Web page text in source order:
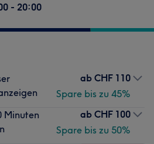
- 20:00
ab CHF 110
Spare bis zu 45%
Minuten
ab CHF 100
Spare bis zu 50%